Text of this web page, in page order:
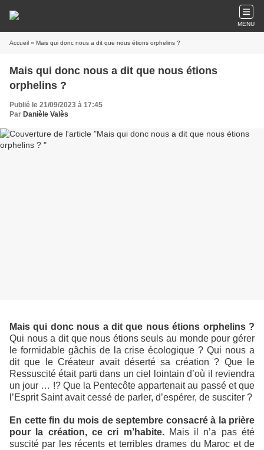
MENU
Accueil » Mais qui donc nous a dit que nous étions orphelins ?
Mais qui donc nous a dit que nous étions
orphelins ?
Publié le 21/09/2023 à 17:45
Par Danièle Valès
Mais qui donc nous a dit que nous étions orphelins ?
Qui nous a dit que nous étions seuls au monde pour gérer
le formidable gâchis de la crise écologique ? Qui nous a
dit que le Créateur avait déserté sa création ? Que le
Ressuscité était parti dans un ciel lointain d’où il reviendra
un jour … !? Que la Pentecôte appartenait au passé et que
l’Esprit Saint avait cessé de parler, d’espérer, de susciter ?
En cette fin du mois de septembre consacré à la prière
pour la création, ce cri m’habite.Mais il n’a pas été
suscité par les récents et terribles drames du Maroc et de